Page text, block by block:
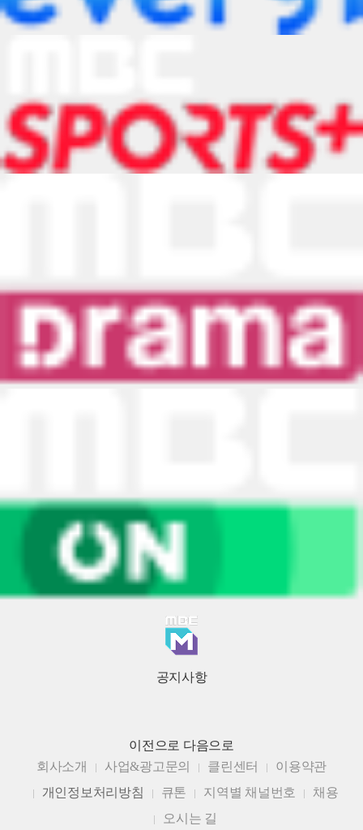
공지사항
이전으로 다음으로
회사소개
사업&광고문의 클린센터
이용약관
개인정보처리방침
큐톤 지역별 채널번호
채용
오시는 길